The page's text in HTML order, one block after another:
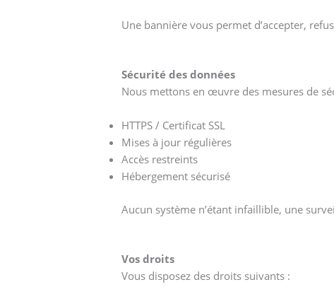
Une bannière vous permet d’accepter,
Sécurité des données
Nous mettons en œuvre des mesures de
HTTPS / Certificat SSL
Mises à jour régulières
Accès restreints
Hébergement sécurisé
Aucun système n’étant infaillible, une
Vos droits
Vous disposez des droits suivants :